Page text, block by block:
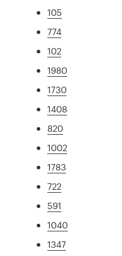
105
774
102
1980
1730
1408
820
1002
1783
722
591
1040
1347